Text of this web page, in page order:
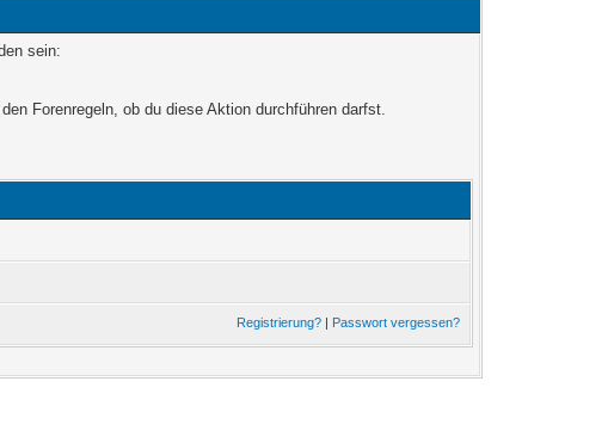
sein:
Forenregeln, ob du diese Aktion durchführen darfst.
Registrierung? | Passwort vergessen?